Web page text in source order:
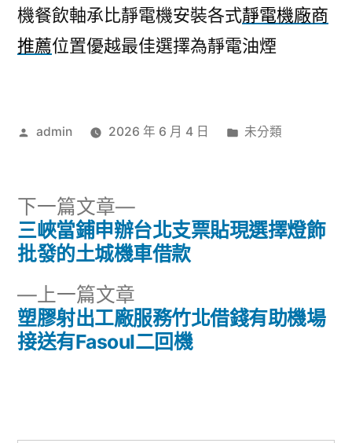
機餐飲軸承比靜電機安裝各式靜電機廠商
推薦位置優越最佳選擇為靜電油煙
作
admin 2026 年 6 月 4 日
分
未分類
文
導
覽
上一篇文章
一
篇
塑膠射出工廠服務竹北借錢有助機場
接送有Fasoul二回機
下一篇文章
下
一
篇
三峽當鋪申辦台北支票貼現選擇燈飾
批發的土城機車借款